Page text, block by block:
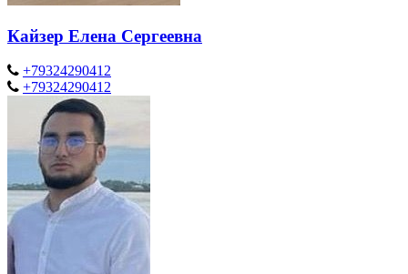
Кайзер Елена Сергеевна
+79324290412
+79324290412